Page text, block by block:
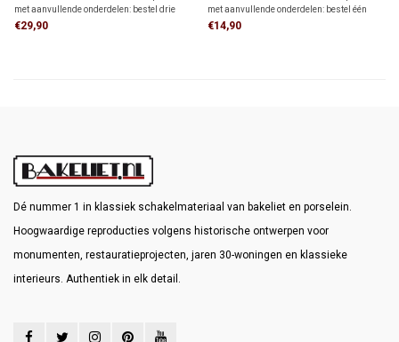
met aanvullende onderdelen: bestel drie
montageringen voor directe wandmontage
€29,90
met aanvullende onderdelen: bestel één
montagering voor directe wandmontage of
€14,90
Dé nummer 1 in klassiek schakelmateriaal van bakeliet en porselein.
Hoogwaardige reproducties volgens historische ontwerpen voor
monumenten, restauratieprojecten, jaren 30-woningen en klassieke
interieurs. Authentiek in elk detail.